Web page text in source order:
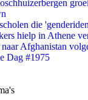
die
hielp in Athene
Afghanistan
Dag #1975